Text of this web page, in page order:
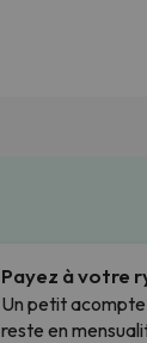
Payez à votre
Un petit
reste en